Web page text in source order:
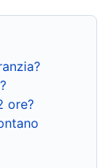
ore?